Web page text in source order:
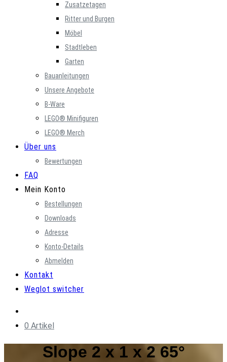
Zusatzetagen
Ritter und Burgen
Möbel
Stadtleben
Garten
Bauanleitungen
Unsere Angebote
B-Ware
LEGO® Minifiguren
LEGO® Merch
Über uns
Bewertungen
FAQ
Mein Konto
Bestellungen
Downloads
Adresse
Konto-Details
Abmelden
Kontakt
Weglot switcher
0 Artikel
Slope 2 x 1 x 2 65°